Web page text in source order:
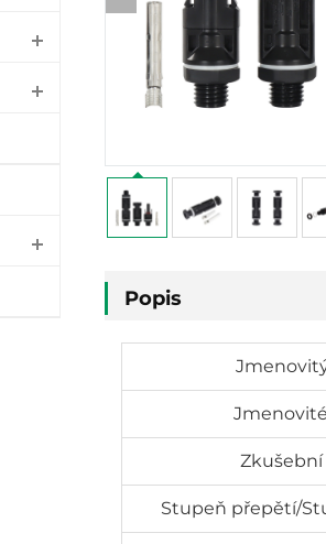
Popis
Stupeň přepětí/